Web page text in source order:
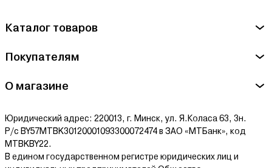
что делает их отличным выбором для редкого использования.
мощность 700–1000 Вт
диаметр диска 115–125 мм
удобная рукоятка
Каталог товаров
Покупателям
О магазине
Юридический адрес: 220013, г. Минск, ул. Я.Коласа 63, 3н.
Р/с BY57MTBK30120001093300072474 в ЗАО «МТБанк», код
MTBKBY22.
В едином государственном регистре юридических лиц и